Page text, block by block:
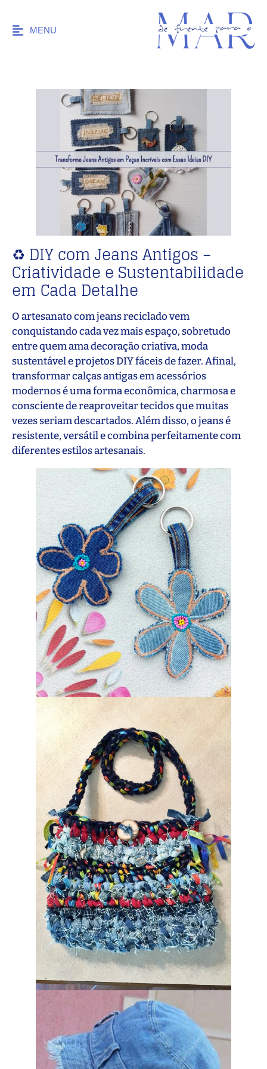
MENU
♻️ DIY com Jeans Antigos –
Criatividade e Sustentabilidade
em Cada Detalhe
O artesanato com jeans reciclado vem
conquistando cada vez mais espaço, sobretudo
entre quem ama decoração criativa, moda
sustentável e projetos DIY fáceis de fazer. Afinal,
transformar calças antigas em acessórios
modernos é uma forma econômica, charmosa e
consciente de reaproveitar tecidos que muitas
vezes seriam descartados. Além disso, o jeans é
resistente, versátil e combina perfeitamente com
diferentes estilos artesanais.